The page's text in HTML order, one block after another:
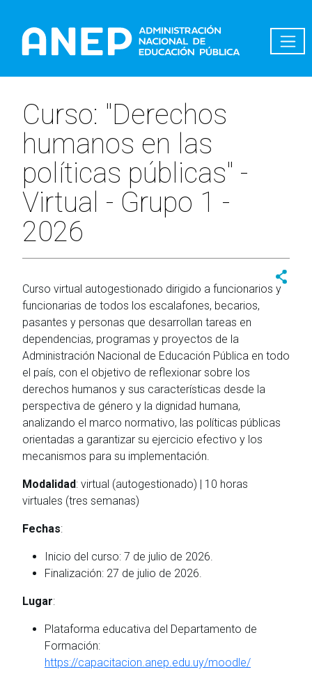
Curso: "Derechos
humanos en las
políticas públicas" -
Virtual - Grupo 1 -
2026
Curso virtual autogestionado dirigido a funcionarios y
funcionarias de todos los escalafones, becarios,
pasantes y personas que desarrollan tareas en
dependencias, programas y proyectos de la
Administración Nacional de Educación Pública en todo
el país, con el objetivo de reflexionar sobre los
derechos humanos y sus características desde la
perspectiva de género y la dignidad humana,
analizando el marco normativo, las políticas públicas
orientadas a garantizar su ejercicio efectivo y los
mecanismos para su implementación.
Modalidad: virtual (autogestionado) | 10 horas
virtuales (tres semanas)
Fechas:
Inicio del curso: 7 de julio de 2026.
Finalización: 27 de julio de 2026.
Lugar:
Plataforma educativa del Departamento de
Formación:
https://capacitacion.anep.edu.uy/moodle/